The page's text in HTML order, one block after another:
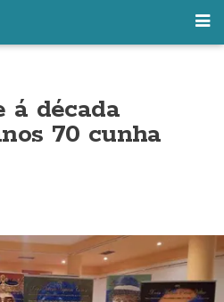
á década
70 cunha